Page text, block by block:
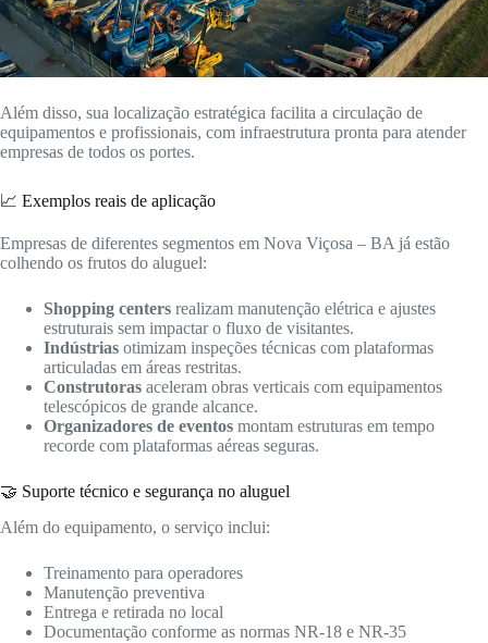
Além disso, sua localização estratégica facilita a circulação de
equipamentos e profissionais, com infraestrutura pronta para atender
empresas de todos os portes.
📈 Exemplos reais de aplicação
Empresas de diferentes segmentos em Nova Viçosa – BA já estão
colhendo os frutos do aluguel:
Shopping centers realizam manutenção elétrica e ajustes
estruturais sem impactar o fluxo de visitantes.
Indústrias otimizam inspeções técnicas com plataformas
articuladas em áreas restritas.
Construtoras aceleram obras verticais com equipamentos
telescópicos de grande alcance.
Organizadores de eventos montam estruturas em tempo
recorde com plataformas aéreas seguras.
🤝 Suporte técnico e segurança no aluguel
Além do equipamento, o serviço inclui:
Treinamento para operadores
Manutenção preventiva
Entrega e retirada no local
Documentação conforme as normas NR-18 e NR-35